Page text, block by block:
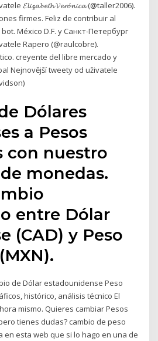
𝓔𝓵𝓲𝔃𝓪𝓫𝓮𝓽𝓱 𝓥𝓮𝓻𝓸́𝓷𝓲𝓬𝓪 (@taller2006).
firmes. Feliz de contribuir al
México D.F. y Санкт-Петербург
Rapero (@raulcobre).
creyente del libre mercado y
Nejnovější tweety od uživatele
Dólares
a Pesos
con nuestro
monedas.
entre Dólar
(CAD) y Peso
de Dólar estadounidense Peso
histórico, análisis técnico El
mismo. Quieres cambiar Pesos
tienes dudas? cambio de peso
en esta web que si lo hago en una de